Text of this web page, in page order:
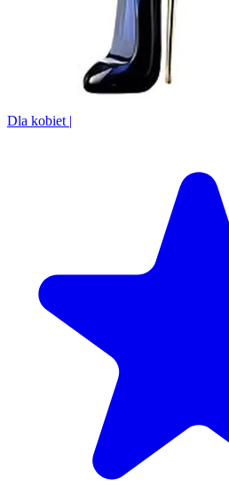
Dla kobiet |